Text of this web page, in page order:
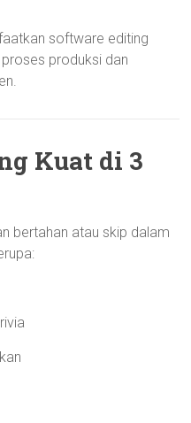
software editing
produksi dan
Kuat di 3
bertahan atau skip dalam